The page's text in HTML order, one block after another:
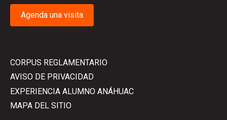
Agenda una visita
CORPUS REGLAMENTARIO
AVISO DE PRIVACIDAD
EXPERIENCIA ALUMNO ANÁHUAC
MAPA DEL SITIO